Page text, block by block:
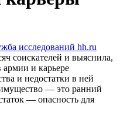
исследований hh.ru
соискателей и выяснила,
армии и карьере
и недостатки в ней
— это ранний
— опасность для